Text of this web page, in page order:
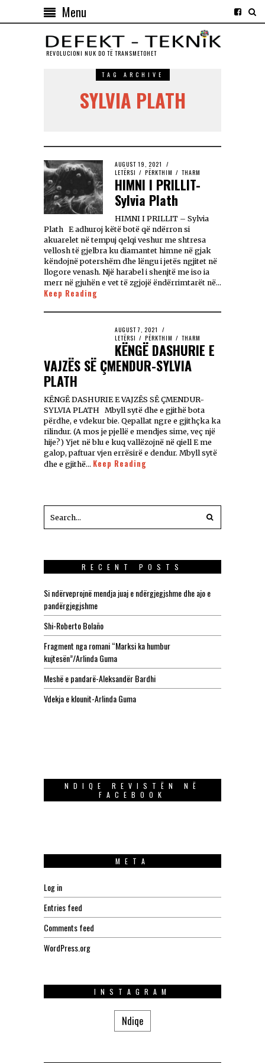
Menu
REVOLUCIONI NUK DO TЁ TRANSMETOHET
TAG ARCHIVE
SYLVIA PLATH
AUGUST 19, 2021
LETËRSI / PËRKTHIM / THARM
HIMNI I PRILLIT-
Sylvia Plath
HIMNI I PRILLIT – Sylvia
Plath E adhuroj këtë botë që ndërron si
akuarelet në tempuj qelqi veshur me shtresa
vellosh të gjelbra ku diamantet himne në gjak
këndojnë potershëm dhe lëngu i jetës ngjitet në
llogore venash. Një harabel i shenjtë me iso ia
merr në gjuhën e vet të zgjojë ëndërrimtarët në…
Keep Reading
AUGUST 7, 2021
LETËRSI / PËRKTHIM / THARM
KËNGË DASHURIE E
VAJZËS SË ÇMENDUR-SYLVIA
PLATH
KËNGË DASHURIE E VAJZËS SË ÇMENDUR-
SYLVIA PLATH Mbyll sytë dhe e gjithë bota
përdhe, e vdekur bie. Qepallat ngre e gjithçka ka
rilindur. (A mos je pjellë e mendjes sime, veç një
hije?) Yjet në blu e kuq vallëzojnë në qiell E me
galop, paftuar vjen errësirë e dendur. Mbyll sytë
dhe e gjithë… Keep Reading
RECENT POSTS
Si ndërveprojnë mendja juaj e ndërgjegjshme dhe ajo e
pandërgjegjshme
Shi-Roberto Bolaño
Fragment nga romani “Marksi ka humbur
kujtesën”/Arlinda Guma
Meshë e pandarë-Aleksandër Bardhi
Vdekja e klounit-Arlinda Guma
NDIQE REVISTËN NË
FACEBOOK
META
Log in
Entries feed
Comments feed
WordPress.org
INSTAGRAM
Ndiqe